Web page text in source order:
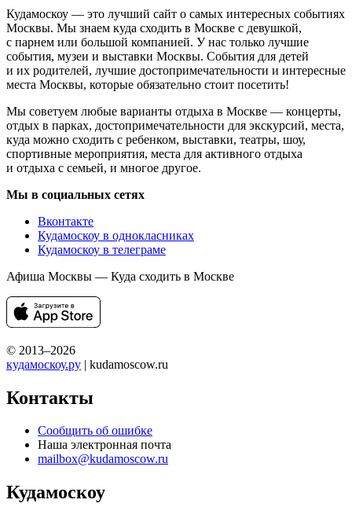
Кудамоскоу — это лучший сайт о самых интересных событиях
Москвы. Мы знаем куда сходить в Москве с девушкой,
с парнем или большой компанией. У нас только лучшие
события, музеи и выставки Москвы. События для детей
и их родителей, лучшие достопримечательности и интересные
места Москвы, которые обязательно стоит посетить!
Мы советуем любые варианты отдыха в Москве — концерты,
отдых в парках, достопримечательности для экскурсий, места,
куда можно сходить с ребенком, выставки, театры, шоу,
спортивные мероприятия, места для активного отдыха
и отдыха с семьей, и многое другое.
Мы в социальных сетях
Вконтакте
Кудамоскоу в однокласниках
Кудамоскоу в телеграме
Афиша Москвы — Куда сходить в Москве
© 2013–2026
кудамоскоу.ру | kudamoscow.ru
Контакты
Сообщить об ошибке
Наша электронная почта
mailbox@kudamoscow.ru
Кудамоскоу